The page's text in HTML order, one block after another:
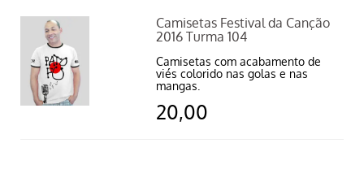
Camisetas Festival da Canção
2016 Turma 104
Camisetas com acabamento de
viés colorido nas golas e nas
mangas.
20,00